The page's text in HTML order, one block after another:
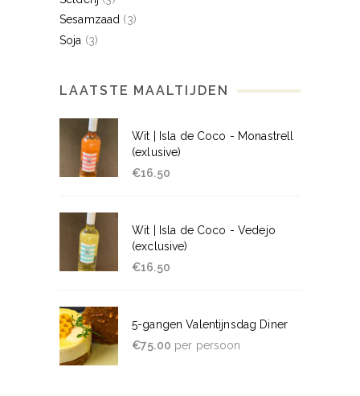
Sesamzaad (3)
Soja (3)
LAATSTE MAALTIJDEN
Wit | Isla de Coco - Monastrell
(exlusive)
€16.50
Wit | Isla de Coco - Vedejo
(exclusive)
€16.50
5-gangen Valentijnsdag Diner
€75.00 per persoon